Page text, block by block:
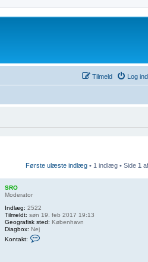
Log ind
Tilmeld
Første ulæste indlæg • 1 indlæg • Side 1 af
SRO
Moderator
Indlæg: 2522
Tilmeldt: søn 19. feb 2017 19:13
Geografisk sted: København
Diagbox: Nej
Kontakt: